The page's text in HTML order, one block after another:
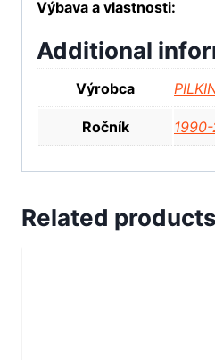
Výbava a vlastnosti:
Additional
Výrobca
Ročník
Related products